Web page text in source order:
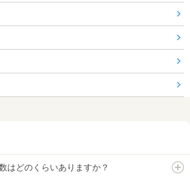
はどのくらいありますか？